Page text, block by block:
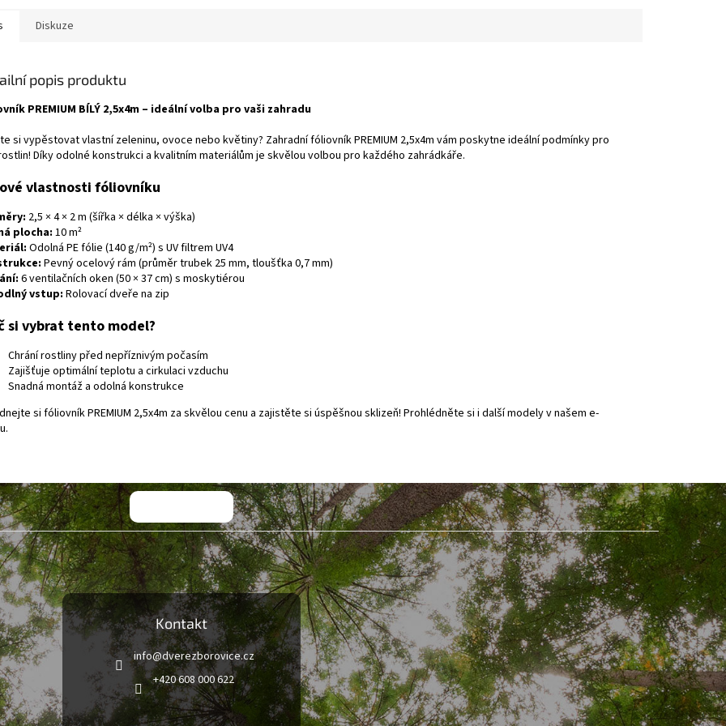
Diskuze
popis produktu
PREMIUM BÍLÝ 2,5x4m – ideální volba pro vaši zahradu
si vypěstovat vlastní zeleninu, ovoce nebo květiny? Zahradní fóliovník PREMIUM 2,5x4m vám poskytne ideální podmínky pro
Díky odolné konstrukci a kvalitním materiálům je skvělou volbou pro každého zahrádkáře.
vlastnosti fóliovníku
2,5 × 4 × 2 m (šířka × délka × výška)
plocha:10 m²
Odolná PE fólie (140 g/m²) s UV filtrem UV4
Pevný ocelový rám (průměr trubek 25 mm, tloušťka 0,7 mm)
6 ventilačních oken (50 × 37 cm) s moskytiérou
vstup: Rolovací dveře na zip
si vybrat tento model?
Chrání rostliny před nepříznivým počasím
Zajišťuje optimální teplotu a cirkulaci vzduchu
Snadná montáž a odolná konstrukce
si fóliovník PREMIUM 2,5x4m za skvělou cenu a zajistěte si úspěšnou sklizeň! Prohlédněte si i další modely v našem e-
Kontakt
info@dverezborovice.cz
+420 608 000 622